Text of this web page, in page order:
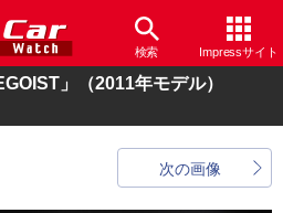
検索 Impressサイト
」（2011年モデル）
次の画像